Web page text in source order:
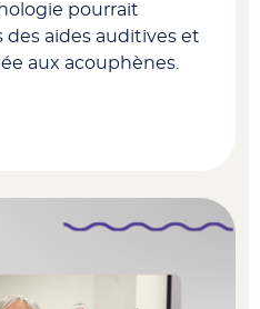
pourrait
des aides auditives et
aux acouphènes.